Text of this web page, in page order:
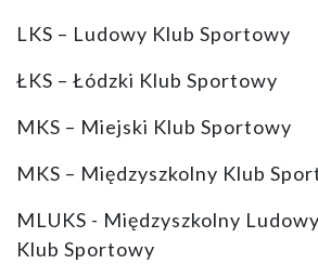
LKS – Ludowy Klub Sportowy
ŁKS – Łódzki Klub Sportowy
MKS – Miejski Klub Sportowy
MKS – Międzyszkolny Klub
MLUKS - Międzyszkolny
Klub Sportowy